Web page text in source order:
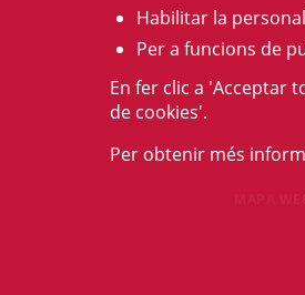
Habilitar la
Per a funcions de
En fer clic a 'Acceptar
de cookies'.
Per obtenir més